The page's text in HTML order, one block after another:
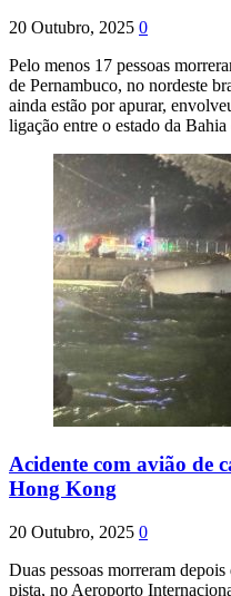
20 Outubro, 2025 0
Pelo menos 17 pessoas
de Pernambuco, no nordeste
ainda estão por apurar,
ligação entre o estado da
Acidente com avião de
Hong Kong
20 Outubro, 2025 0
Duas pessoas morreram
pista, no Aeroporto